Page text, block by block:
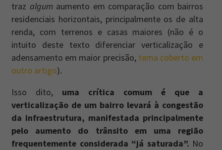
traz algumaumento em comparação com bairros
residenciais horizontais, principalmente os de alta
renda, com terrenos e casas maiores (não é o
intuito deste texto diferenciar verticalização e
adensamento em maior precisão, tema coberto em
outro artigo).
Isso dito, uma crítica comum é que a
verticalização de um bairro levará à congestão
da infraestrutura, manifestada principalmente
pelo aumento do trânsito em uma região
frequentemente considerada “já saturada”. No